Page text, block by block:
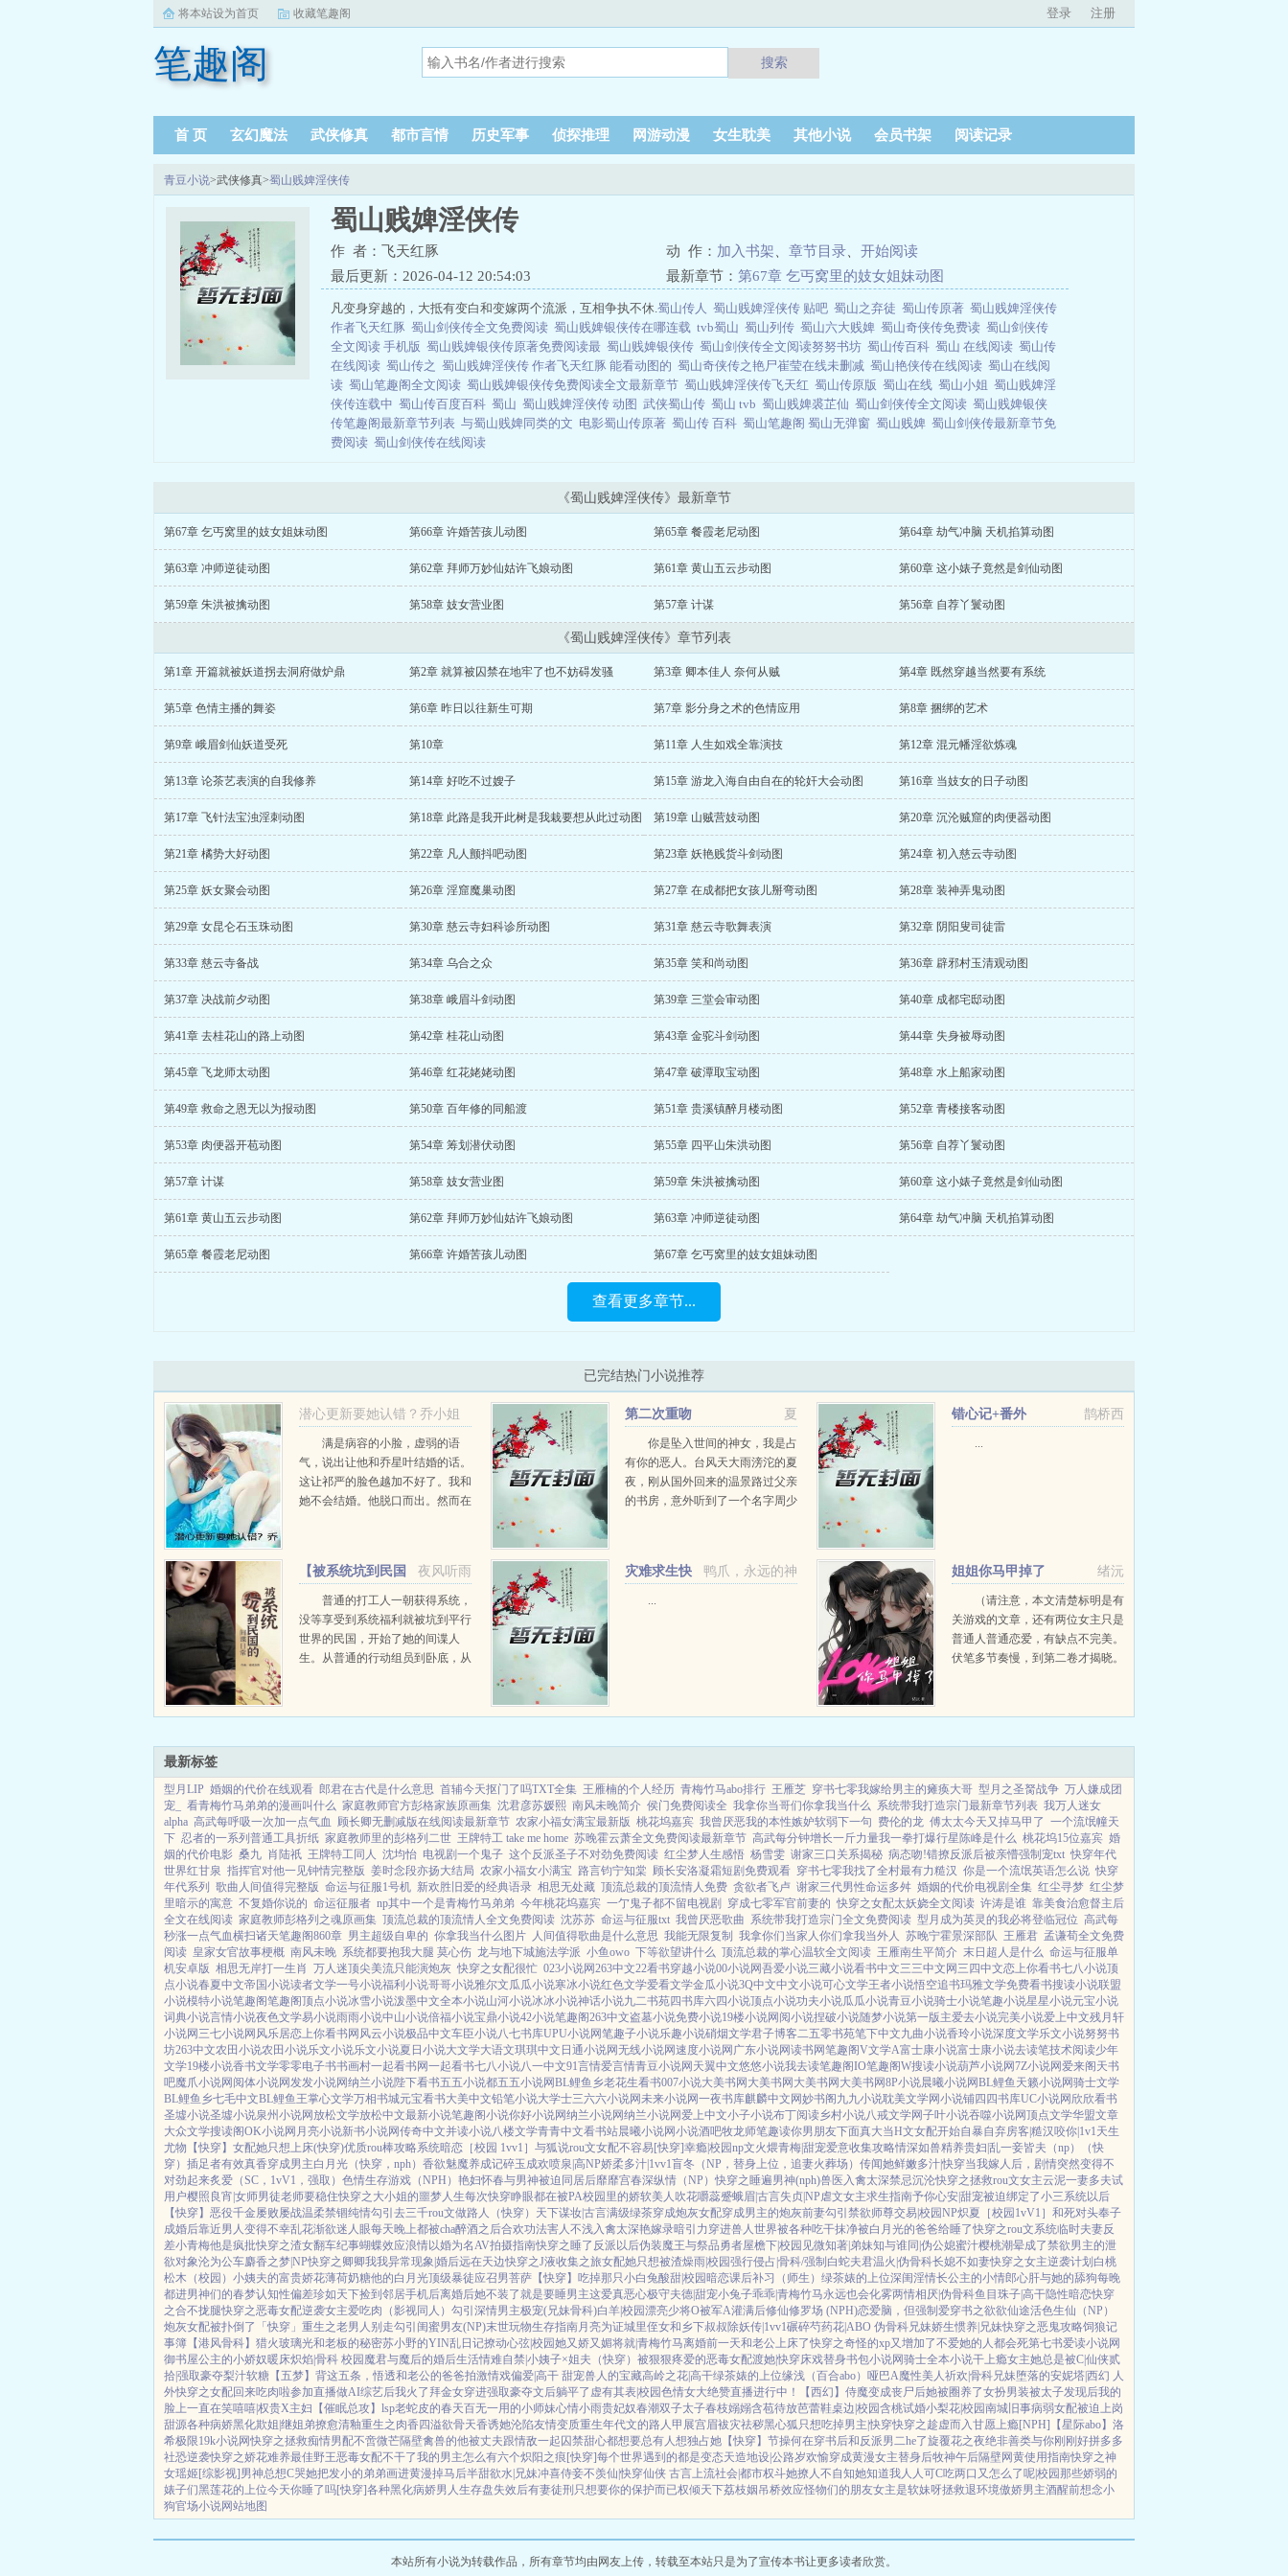
将本站设为首页 收藏笔趣阁 登录 注册
笔趣阁 搜索
首 页 玄幻魔法 武侠修真 都市言情 历史军事 侦探推理 网游动漫 女生耽美 其他小说 会员书架 阅读记录
青豆小说>武侠修真>蜀山贱婢淫侠传
蜀山贱婢淫侠传
作 者：飞天红豚 动 作： 加入书架 章节目录
开始阅读
最后更新：2026-04-12 20:54:03
最新章节： 第67章 乞丐窝里的妓女姐妹动图
凡变身穿越的，大抵有变白和变嫁两个流派，互相争执不休.蜀山传人 蜀山贱婢淫侠传 贴吧 蜀山之弃徒 蜀山传原著 蜀山贱婢淫侠传
作者飞天红豚 蜀山剑侠传全文免费阅读 蜀山贱婢银侠传在哪连载 tvb蜀山 蜀山列传 蜀山六大贱婢 蜀山奇侠传免费读 蜀山剑侠传
全文阅读 手机版 蜀山贱婢银侠传原著免费阅读最 蜀山贱婢银侠传 蜀山剑侠传全文阅读努努书坊 蜀山传百科 蜀山 在线阅读 蜀山传
在线阅读 蜀山传之 蜀山贱婢淫侠传 作者飞天红豚 能看动图的 蜀山奇侠传之艳尸崔莹在线未删减 蜀山艳侠传在线阅读 蜀山在线阅
读 蜀山笔趣阁全文阅读 蜀山贱婢银侠传免费阅读全文最新章节 蜀山贱婢淫侠传飞天红 蜀山传原版 蜀山在线 蜀山小姐 蜀山贱婢淫
侠传连载中 蜀山传百度百科 蜀山 蜀山贱婢淫侠传 动图 武侠蜀山传 蜀山 tvb 蜀山贱婢裘芷仙 蜀山剑侠传全文阅读 蜀山贱婢银侠
传笔趣阁最新章节列表 与蜀山贱婢同类的文 电影蜀山传原著 蜀山传 百科 蜀山笔趣阁 蜀山无弹窗 蜀山贱婢 蜀山剑侠传最新章节免
费阅读 蜀山剑侠传在线阅读
《蜀山贱婢淫侠传》最新章节
第67章 乞丐窝里的妓女姐妹动图 第66章 许婚苦孩儿动图 第65章 餐霞老尼动图 第64章 劫气冲脑 天机掐算动图
第63章 冲师逆徒动图 第62章 拜师万妙仙姑许飞娘动图 第61章 黄山五云步动图 第60章 这小婊子竟然是剑仙动图
第59章 朱洪被擒动图 第58章 妓女营业图 第57章 计谋 第56章 自荐丫鬟动图
《蜀山贱婢淫侠传》章节列表
第1章 开篇就被妖道拐去洞府做炉鼎 第2章 就算被囚禁在地牢了也不妨碍发骚 第3章 卿本佳人 奈何从贼 第4章 既然穿越当然要有系统
第5章 色情主播的舞姿 第6章 昨日以往新生可期 第7章 影分身之术的色情应用 第8章 捆绑的艺术
第9章 峨眉剑仙妖道受死 第10章 第11章 人生如戏全靠演技 第12章 混元幡淫欲炼魂
第13章 论茶艺表演的自我修养 第14章 好吃不过嫂子 第15章 游龙入海自由自在的轮奸大会动图 第16章 当妓女的日子动图
第17章 飞针法宝浊淫刺动图 第18章 此路是我开此树是我栽要想从此过动图 第19章 山贼营妓动图 第20章 沉沦贼窟的肉便器动图
第21章 橘势大好动图 第22章 凡人颤抖吧动图 第23章 妖艳贱货斗剑动图 第24章 初入慈云寺动图
第25章 妖女聚会动图 第26章 淫窟魔巢动图 第27章 在成都把女孩儿掰弯动图 第28章 装神弄鬼动图
第29章 女昆仑石玉珠动图 第30章 慈云寺妇科诊所动图 第31章 慈云寺歌舞表演 第32章 阴阳叟司徒雷
第33章 慈云寺备战 第34章 乌合之众 第35章 笑和尚动图 第36章 辟邪村玉清观动图
第37章 决战前夕动图 第38章 峨眉斗剑动图 第39章 三堂会审动图 第40章 成都宅邸动图
第41章 去桂花山的路上动图 第42章 桂花山动图 第43章 金驼斗剑动图 第44章 失身被辱动图
第45章 飞龙师太动图 第46章 红花姥姥动图 第47章 破潭取宝动图 第48章 水上船家动图
第49章 救命之恩无以为报动图 第50章 百年修的同船渡 第51章 贵溪镇醉月楼动图 第52章 青楼接客动图
第53章 肉便器开苞动图 第54章 筹划潜伏动图 第55章 四平山朱洪动图 第56章 自荐丫鬟动图
第57章 计谋 第58章 妓女营业图 第59章 朱洪被擒动图 第60章 这小婊子竟然是剑仙动图
第61章 黄山五云步动图 第62章 拜师万妙仙姑许飞娘动图 第63章 冲师逆徒动图 第64章 劫气冲脑 天机掐算动图
第65章 餐霞老尼动图 第66章 许婚苦孩儿动图 第67章 乞丐窝里的妓女姐妹动图
查看更多章节...
已完结热门小说推荐
潜心更新要她认错？乔小姐
的白月光杀来了乔星叶乔容
川 番外
乔星叶乔容川
满是病容的小脸，虚弱的语
气，说出让他和乔星叶结婚的话。
这让祁严的脸色越加不好了。我和
她不会结婚。他脱口而出。然而在
不耐烦的打...
夏
第二次重吻
你是坠入世间的神女，我是占
有你的恶人。台风天大雨滂沱的夏
夜，刚从国外回来的温景路过父亲
的书房，意外听到了一个名字周少
假的她，却接到了...
鹊桥西
错心记+番外
...
夜风听雨
【被系统坑到民国
的】间谍日常
普通的打工人一朝获得系统，
没等享受到系统福利就被坑到平行
世界的民国，开始了她的间谍人
生。从普通的行动组员到卧底，从
说...
鸭爪，永远的神
灾难求生快
...
绪沅
姐姐你马甲掉了
（请注意，本文清楚标明是有
关游戏的文章，还有两位女主只是
普通人普通恋爱，有缺点不完美。
伏笔多节奏慢，到第二卷才揭晓。
个游戏陪玩，原本她只是想赚点零
最新标签
型月LIP 婚姻的代价在线观看 郎君在古代是什么意思 首辅今天抠门了吗TXT全集 王雁楠的个人经历 青梅竹马abo排行 王雁芝 穿书七零我嫁给男主的瘫痪大哥 型月之圣胬战争 万人嫌成团
宠_
看青梅竹马弟弟的漫画叫什么 家庭教师官方彭格家族原画集 沈君彦苏媛熙 南风未晚简介 侯门免费阅读全 我拿你当哥们你拿我当什么 系统带我打造宗门最新章节列表 我万人迷女
alpha 高武每呼吸一次加一点气血 顾长卿无删减版在线阅读最新章节 农家小福女满宝最新版 桃花坞嘉宾 我曾厌恶我的本性嫉妒软弱下一句 费伦的龙 傅太太今天又掉马甲了 一个流氓幢天
下 忍者的一系列普通工具折纸 家庭教师里的彭格列二世 王牌特工 take me home 苏晚霍云萧全文免费阅读最新章节 高武每分钟增长一斤力量我一拳打爆行星陈峰是什么 桃花坞15位嘉宾 婚
姻的代价电影 桑九 肖陆祇 王牌特工同人 沈均怡 电视剧一个鬼子 这个反派圣子不对劲免费阅读 红尘梦人生感悟 杨雪雯 谢家三口关系揭秘 病态吻!错撩反派后被亲懵强制宠txt 快穿年代
世界红甘泉 指挥官对他一见钟情完整版 姜时念段亦扬大结局 农家小福女小满宝 路言钧宁知棠 顾长安洛凝霜短剧免费观看 穿书七零我找了全村最有力糙汉 你是一个流氓英语怎么说 快穿
年代系列
歌曲人间值得完整版 命运与征服1号机 新欢胜旧爱的经典语录 相思无处藏 顶流总裁的顶流情人免费 贪欲者飞卢 谢家三代男性命运多舛 婚姻的代价电视剧全集 红尘寻梦 红尘梦
里暗示的寓意 不复婚你说的 命运征服者 np其中一个是青梅竹马弟弟 今年桃花坞嘉宾 一亇鬼子都不留电视剧 穿成七零军官前妻的 快穿之女配太妖娆全文阅读 许涛是谁 靠美食治愈督主后
全文在线阅读 家庭教师彭格列之魂原画集 顶流总裁的顶流情人全文免费阅读 沈苏苏 命运与征服txt 我曾厌恶歌曲 系统带我打造宗门全文免费阅读 型月成为英灵的我必将登临冠位 高武每
秒涨一点气血横扫诸天笔趣阁860章 男主超级自卑的 你拿我当什么图片 人间值得歌曲是什么意思 我能无限复制 我拿你们当家人你们拿我当外人 苏晚宁霍景深部队 王雁君 孟谦荀全文免费
阅读 皇家女官故事梗概 南风未晚 系统都要抱我大腿 莫心伤 龙与地下城施法学派 小鱼owo 下等欲望讲什么 顶流总裁的掌心温软全文阅读 王雁南生平简介 末日超人是什么 命运与征服单
机安卓版 相思无岸打一生肖 万人迷顶尖美流只能演炮灰 快穿之女配很忙 023小说网263中文22看书穿越小说00小说网吾爱小说三藏小说看书中文三三中文网 三四中文恋上你看书七八小说顶
点小说春夏中文帝国小说读者文学一号小说福利小说哥哥小说雅尔文瓜瓜小说寒冰小说红色文学爱看文学金瓜小说3Q中文中文小说可心文学王者小说悟空追书玛雅文学免费看书搜读小说联盟
小说模特小说笔趣阁笔趣阁顶点小说冰雪小说泼墨中文全本小说山河小说冰冰小说神话小说九二书苑四书库六四小说顶点小说功夫小说瓜瓜小说青豆小说骑士小说笔趣小说星星小说元宝小说
词典小说言情小说夜色文学易小说雨雨小说中山小说倍福小说宝鼎小说42小说笔趣阁263中文盗墓小说免费小说19楼小说网阅小说捏破小说随梦小说第一版主爱去小说完美小说爱上中文残月轩
小说网 三七小说网 风乐居恋上你看书网 风云小说极品中文车臣小说八七书库UPU小说网笔趣子小说乐趣小说硝烟文学君子博客二五零书苑笔下中文九曲小说香玲小说深度文学乐文小说努努书
坊263中文农田小说农田小说乐文小说乐文小说夏日小说大文学大语文琪琪中文 日通小说网无线小说网速度小说网 广东小说网读书网笔趣阁V文学A富士康小说富士康小说去读笔技术阅读少年
文学19楼小说香书文学零零电子书书画村一起看书网一起看书七八小说八一中文91言情爱言情青豆小说网 天翼中文悠悠小说我去读笔趣阁IO笔趣阁W搜读小说葫芦小说网7Z小说网爱来阁 天书
吧魔爪小说网 阅体小说网发发小说网纳兰小说陛下看书五五小说都五五小说网BL鲤鱼乡老花生看书007小说大美书网 大美书网 大美书网 大美书网8P小说晨曦小说网BL鲤鱼 天籁小说网骑士文学
BL鲤鱼乡七毛中文BL鲤鱼王掌心文学万相书城元宝看书大美中文铅笔小说大学士三六六小说网未来小说网一夜书库麒麟中文网妙书阁 九九小说耽美文学网小说铺四四书库UC小说网 欣欣看书
圣墟小说圣墟小说泉州小说网放松文学放松中文最新小说笔趣阁小说你好小说网纳兰小说网纳兰小说网爱上中文小子小说布丁阅读乡村小说八戒文学网子叶小说吞噬小说网顶点文学华盟文章
大众文学搜读阁OK小说网 月亮小说新书小说网传奇中文并读小说八楼文学青青中文看书站晨曦小说网小说酒吧牧龙师笔趣读你男朋友下面真大当H文女配开始自暴自弃房客|糙汉咬你|1v1天生
尤物【快穿】 女配她只想上床(快穿)优质rou棒攻略系统暗恋［校园 1vv1］ 与狐说rou文女配不容易[快穿]幸瘾|校园np文火煨青梅|甜宠爱意收集攻略情深如兽精养贵妇|乱一妾皆夫（np）
（快
穿）插足者有效真香穿成男主白月光（快穿，nph） 香欲魅魔养成记碎玉成欢喷泉|高NP娇柔多汁|1vv1盲冬（NP，替身上位，追妻火葬场） 传闻她鲜嫩多汁|快穿当我嫁人后，剧情突然变得不
对劲起来炙爱（SC，1vV1，强取） 色情生存游戏（NPH） 艳妇怀春与男神被迫同居后靡靡宫春深纵情（NP）快穿之睡遍男神(nph)兽医 入禽太深禁忌沉沦快穿之拯救rou文女主云泥一妻多夫试
用户樱照良宵|女师男徒老师要稳住快穿之大小姐的噩梦人生每次快穿睁眼都在被PA校园里的娇软美人 吹花嚼蕊蹙蛾眉|古言失贞|NP虐文女主求生指南予你心安|甜宠被迫绑定了小三系统以后
【快穿】 恶役千金屡败屡战温柔禁锢纯情勾引 去三千rou文做路人（快穿） 天下谋妆|古言满级绿茶穿成炮灰女配穿成男主的炮灰前妻勾引禁欲师尊交易|校园NP炽夏［校园1vV1］ 和死对头奉子
成婚后靠近男人变得不幸乱花渐欲迷人眼每天晚上都被cha醉酒之后合欢功法害人不浅入禽太深艳嫁录暗引力穿进兽人世界被各种吃干抹净被白月光的爸爸给睡了快穿之rou文系统临时夫妻反
差小青梅他是疯批快穿之渣女翻车纪事蝴蝶效应浪情以婚为名AV拍摄指南快穿之睡了反派以后伪装魔王与祭品勇者屋檐下|校园 见微知著|弟妹知与谁同|伪公媳蜜汁樱桃潮晕成了禁欲男主的泄
欲对象沦为公车麝香之梦|NP快穿之卿卿我我异常现象|婚后远在天边快穿之J液收集之旅女配她只想被渣燥雨|校园强行侵占|骨科/强制 白蛇夫君温火|伪骨科长媳不如妻快穿之女主逆袭计划 白桃
松木（校园） 小姨夫的富贵娇花薄荷奶糖他的白月光顶级暴徒应召男菩萨 【快穿】吃掉那只小白兔酸甜|校园暗恋课后补习（师生） 绿茶婊的上位深闺淫情长公主的小情郎心肝与她的舔狗每晚
都进男神们的春梦认知性偏差珍如天下捡到邻居手机后离婚后她不装了就是要睡男主这爱真恶心极守夫德|甜宠小兔子乖乖|青梅竹马永远也会化雾两情相厌|伪骨科鱼目珠子|高干隐性暗恋快穿
之合不拢腿快穿之恶毒女配逆袭女主爱吃肉 （影视同人）勾引深情男主极宠(兄妹骨科)白羊|校园漂亮少将O被军A灌满后修仙修罗场 (NPH)恋爱脑，但强制爱穿书之欲欲仙途活色生仙（NP）
炮灰女配被扑倒了「快穿」 重生之老男人别走勾引闺蜜男友(NP)末世玩物生存指南月亮为证城里侄女和乡下叔叔除妖传|1vv1碾碎芍药花|ABO 伪骨科兄妹娇生惯养|兄妹快穿之恶鬼攻略饲狼记
事簿 【港风骨科】猎火玻璃光和老板的秘密苏小野的YIN乱日记撩动心弦|校园她又娇又媚将就|青梅竹马离婚前一天和老公上床了快穿之奇怪的xp又增加了不爱她的人都会死第七书爱读小说网
御书屋公主的小娇奴暖床炽焰|骨科 校园 魔君与魔后的婚后生活情难自禁|小姨子×姐夫 （快穿）被狠狠疼爱的恶毒女配渡她|快穿床戏替身书包小说网骑士全本小说干上瘾女主她总是被C|仙侠贰
拾|强取豪夺梨汁软糖 【五梦】背这五条，悟透和老公的爸爸拍激情戏偏爱|高干 甜宠兽人的宝藏高岭之花|高干绿茶婊的上位缘浅（百合abo）哑巴A魔性美人祈欢|骨科兄妹堕落的安妮塔|西幻 人
外快穿之女配回来吃肉啦参加直播做AI综艺后我火了 拜金女穿进强取豪夺文后躺平了 虚有其表|校园色情女大绝赞直播进行中！ 【西幻】侍魔变成丧尸后她被圈养了女扮男装被太子发现后我的
脸上一直在笑嘻嘻|权贵X主妇 【催眠总攻】lsp老蛇皮的春天百无一用的小师妹心情小雨贵妃奴春潮双子太子春枝嫋嫋含苞待放芭蕾鞋桌边|校园含桃试婚小梨花|校园南城旧事病弱女配被迫上岗
甜源各种病娇黑化欺姐|继姐弟撩愈清釉重生之肉香四溢欲骨天香诱她沦陷友情变质重生年代文的路人甲 展宫眉袚灾祛秽黑心狐只想吃掉男主|快穿快穿之趁虚而入甘愿上瘾[NPH]
【星际abo】洛
希极限19k小说网快穿之拯救痴情男配不啻微芒隔壁禽兽的他被丈夫跟情敌一起囚禁甜心都想要总有人想独占她 【快穿】节操何在穿书后和反派男二he了旋覆花之夜绝非善类与你刚刚好拼多多
社恐逆袭快穿之娇花难养最佳野王恶毒女配不干了我的男主怎么有六个炽阳之痕 [快穿]每个世界遇到的都是变态天造地设|公路岁欢愉穿成黄漫女主替身后牧神午后隔壁网黄使用指南快穿之神
女瑶姬[综影视]男神总想C哭她把发小的弟弟画进黄漫掉马后半甜欲水|兄妹冲喜侍妾不羡仙|快穿仙侠 古言上流社会|都市权斗她撩人不自知她知道我人人可C吃两口又怎么了呢|校园那些娇弱的
婊子们黑莲花的上位今天你睡了吗[快穿]各种黑化病娇男 人生存盘失效后有妻徒刑 只想要你的保护而已权倾天下荔枝姻吊桥效应怪物们的朋友女主是软妹呀拯救退环境傲娇男主酒醒前想念小
狗官场小说网站地图
本站所有小说为转载作品，所有章节均由网友上传，转载至本站只是为了宣传本书让更多读者欣赏。